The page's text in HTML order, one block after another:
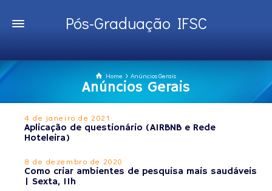
Pós-Graduação IFSC
Home Anúncios Gerais
Anúncios Gerais
4 de janeiro de 2021
Aplicação de questionário (AIRBNB e Rede
Hoteleira)
8 de dezembro de 2020
Como criar ambientes de pesquisa mais saudáveis
| Sexta, 11h